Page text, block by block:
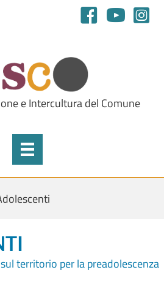
e Intercultura del Comune
territorio per la preadolescenza